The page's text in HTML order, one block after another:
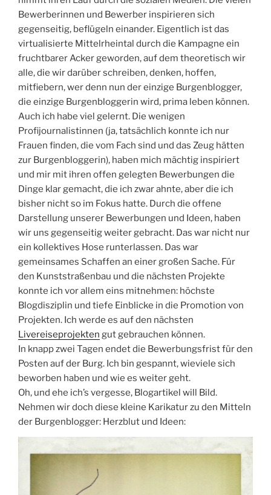
Bewerberinnen und Bewerber inspirieren sich
gegenseitig, beflügeln einander. Eigentlich ist das
virtualisierte Mittelrheintal durch die Kampagne ein
fruchtbarer Acker geworden, auf dem theoretisch wir
alle, die wir darüber schreiben, denken, hoffen,
mitfiebern, wer denn nun der einzige Burgenblogger,
die einzige Burgenbloggerin wird, prima leben können.
Auch ich habe viel gelernt. Die wenigen
Profijournalistinnen (ja, tatsächlich konnte ich nur
Frauen finden, die vom Fach sind und das Zeug hätten
zur Burgenbloggerin), haben mich mächtig inspiriert
und mir mit ihren offen gelegten Bewerbungen die
Dinge klar gemacht, die ich zwar ahnte, aber die ich
bisher nicht so im Fokus hatte. Durch die offene
Darstellung unserer Bewerbungen und Ideen, haben
wir uns gegenseitig weiter gebracht. Das war nicht nur
ein kollektives Hose runterlassen. Das war
gemeinsames Schaffen an einer großen Sache. Für
den Kunststraßenbau und die nächsten Projekte
konnte ich vor allem eins mitnehmen: höchste
Blogdisziplin und tiefe Einblicke in die Promotion von
Projekten. Ich werde es auf den nächsten
Livereiseprojekten gut gebrauchen können.
In knapp zwei Tagen endet die Bewerbungsfrist für den
Posten auf der Burg. Ich bin gespannt, wieviele sich
beworben haben und wie es weiter geht.
Oh, und ehe ich’s vergesse, Blogartikel will Bild.
Nehmen wir doch diese kleine Karikatur zu den Mitteln
der Burgenblogger: Herzblut und Ideen: